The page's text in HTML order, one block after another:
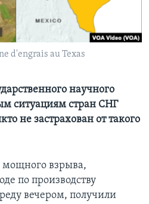
d'engrais au Texas
научного
ситуациям стран СНГ
не застрахован от такого
мощного взрыва,
по производству
вечером, получили